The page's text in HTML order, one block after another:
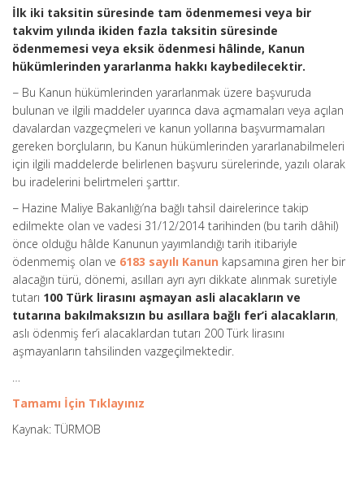
İlk iki taksitin süresinde tam ödenmemesi veya bir
takvim yılında ikiden fazla taksitin süresinde
ödenmemesi veya eksik ödenmesi hâlinde, Kanun
hükümlerinden yararlanma hakkı kaybedilecektir.
− Bu Kanun hükümlerinden yararlanmak üzere başvuruda
bulunan ve ilgili maddeler uyarınca dava açmamaları veya açılan
davalardan vazgeçmeleri ve kanun yollarına başvurmamaları
gereken borçluların, bu Kanun hükümlerinden yararlanabilmeleri
için ilgili maddelerde belirlenen başvuru sürelerinde, yazılı olarak
bu iradelerini belirtmeleri şarttır.
− Hazine Maliye Bakanlığı’na bağlı tahsil dairelerince takip
edilmekte olan ve vadesi 31/12/2014 tarihinden (bu tarih dâhil)
önce olduğu hâlde Kanunun yayımlandığı tarih itibariyle
ödenmemiş olan ve 6183 sayılı Kanun kapsamına giren her bir
alacağın türü, dönemi, asılları ayrı ayrı dikkate alınmak suretiyle
tutarı 100 Türk lirasını aşmayan asli alacakların ve
tutarına bakılmaksızın bu asıllara bağlı fer’i alacakların,
aslı ödenmiş fer’i alacaklardan tutarı 200 Türk lirasını
aşmayanların tahsilinden vazgeçilmektedir.
…
Tamamı İçin Tıklayınız
Kaynak: TÜRMOB